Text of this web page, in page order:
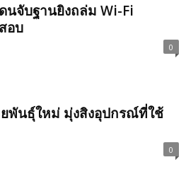
นจับฐานยิงถล่ม Wi-Fi
อบ
0
พันธุ์ใหม่ มุ่งสิงอุปกรณ์ที่ใช้
0